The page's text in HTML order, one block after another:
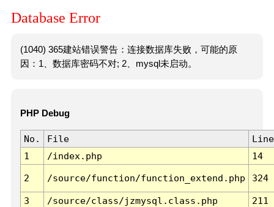
Database Error
(1040) 365建站错误警告：连接数据库失败，可能的原
因：1、数据库密码不对; 2、mysql未启动。
PHP Debug
No. File
Line
1
/index.php 14
2 /source/function/function_extend.php 324
3 /source/class/jzmysql.class.php
211